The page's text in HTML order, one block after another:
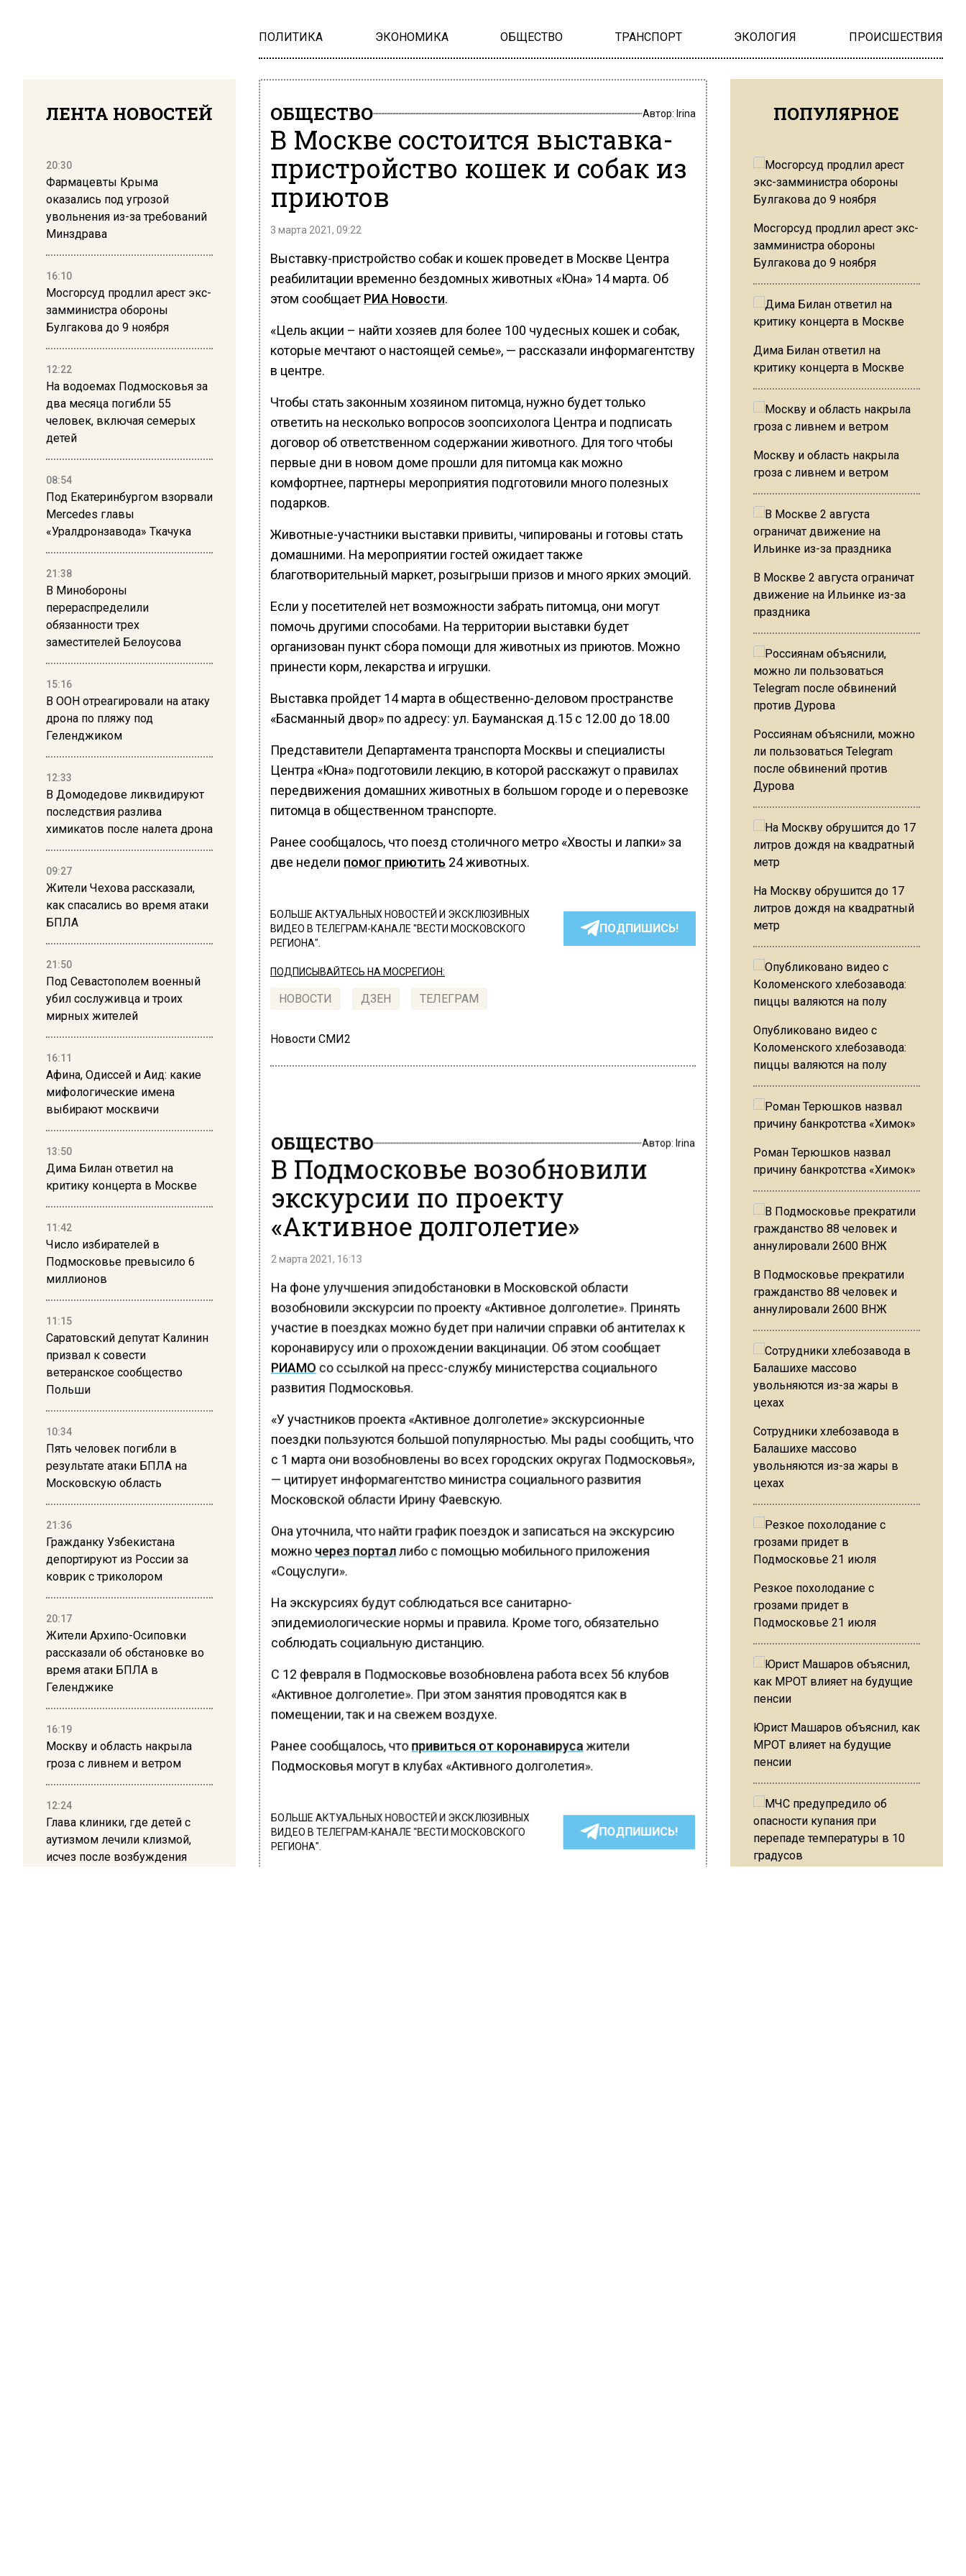
ПОЛИТИКА ЭКОНОМИКА ОБЩЕСТВО ТРАНСПОРТ ЭКОЛОГИЯ ПРОИСШЕСТВИЯ
ЛЕНТА НОВОСТЕЙ
20:30
Фармацевты Крыма
оказались под угрозой
увольнения из-за требований
Минздрава
16:10
Мосгорсуд продлил арест экс-
замминистра обороны
Булгакова до 9 ноября
12:22
На водоемах Подмосковья за
два месяца погибли 55
человек, включая семерых
детей
08:54
Под Екатеринбургом взорвали
Mercedes главы
«Уралдронзавода» Ткачука
21:38
В Минобороны
перераспределили
обязанности трех
заместителей Белоусова
15:16
В ООН отреагировали на атаку
дрона по пляжу под
Геленджиком
12:33
В Домодедове ликвидируют
последствия разлива
химикатов после налета дрона
09:27
Жители Чехова рассказали,
как спасались во время атаки
БПЛА
21:50
Под Севастополем военный
убил сослуживца и троих
мирных жителей
16:11
Афина, Одиссей и Аид: какие
мифологические имена
выбирают москвичи
13:50
Дима Билан ответил на
критику концерта в Москве
11:42
Число избирателей в
Подмосковье превысило 6
миллионов
11:15
Саратовский депутат Калинин
призвал к совести
ветеранское сообщество
Польши
10:34
Пять человек погибли в
результате атаки БПЛА на
Московскую область
21:36
Гражданку Узбекистана
депортируют из России за
коврик с триколором
20:17
Жители Архипо-Осиповки
рассказали об обстановке во
время атаки БПЛА в
Геленджике
16:19
Москву и область накрыла
гроза с ливнем и ветром
12:24
Глава клиники, где детей с
аутизмом лечили клизмой,
исчез после возбуждения
ОБЩЕСТВО Автор: Irina
В Москве состоится выставка-
пристройство кошек и собак из
приютов
3 марта 2021, 09:22
Выставку-пристройство собак и кошек проведет в Москве Центра
реабилитации временно бездомных животных «Юна» 14 марта. Об
этом сообщает РИА Новости.
«Цель акции – найти хозяев для более 100 чудесных кошек и собак,
которые мечтают о настоящей семье», — рассказали информагентству
в центре.
Чтобы стать законным хозяином питомца, нужно будет только
ответить на несколько вопросов зоопсихолога Центра и подписать
договор об ответственном содержании животного. Для того чтобы
первые дни в новом доме прошли для питомца как можно
комфортнее, партнеры мероприятия подготовили много полезных
подарков.
Животные-участники выставки привиты, чипированы и готовы стать
домашними. На мероприятии гостей ожидает также
благотворительный маркет, розыгрыши призов и много ярких эмоций.
Если у посетителей нет возможности забрать питомца, они могут
помочь другими способами. На территории выставки будет
организован пункт сбора помощи для животных из приютов. Можно
принести корм, лекарства и игрушки.
Выставка пройдет 14 марта в общественно-деловом пространстве
«Басманный двор» по адресу: ул. Бауманская д.15 с 12.00 до 18.00
Представители Департамента транспорта Москвы и специалисты
Центра «Юна» подготовили лекцию, в которой расскажут о правилах
передвижения домашних животных в большом городе и о перевозке
питомца в общественном транспорте.
Ранее сообщалось, что поезд столичного метро «Хвосты и лапки» за
две недели помог приютить 24 животных.
БОЛЬШЕ АКТУАЛЬНЫХ НОВОСТЕЙ И ЭКСКЛЮЗИВНЫХ
ВИДЕО В ТЕЛЕГРАМ-КАНАЛЕ "ВЕСТИ МОСКОВСКОГО
РЕГИОНА".
ПОДПИШИСЬ!
ПОДПИСЫВАЙТЕСЬ НА МОСРЕГИОН:
НОВОСТИ ДЗЕН ТЕЛЕГРАМ
Новости СМИ2
ОБЩЕСТВО Автор:Irina
В Подмосковье возобновили
экскурсии по проекту
«Активное долголетие»
2 марта 2021, 16:13
На фоне улучшения эпидобстановки в Московской области
возобновили экскурсии по проекту «Активное долголетие». Принять
участие в поездках можно будет при наличии справки об антителах к
коронавирусу или о прохождении вакцинации. Об этом сообщает
РИАМОсо ссылкой на пресс-службу министерства социального
развития Подмосковья.
«У участников проекта «Активное долголетие» экскурсионные
поездки пользуются большой популярностью. Мы рады сообщить, что
с 1 марта они возобновлены во всех городских округах Подмосковья»,
— цитирует информагентство министра социального развития
Московской области Ирину Фаевскую.
Она уточнила, что найти график поездок и записаться на экскурсию
можночерез порталлибо с помощью мобильного приложения
«Соцуслуги».
На экскурсиях будут соблюдаться все санитарно-
эпидемиологические нормы и правила. Кроме того, обязательно
соблюдать социальную дистанцию.
С 12 февраля в Подмосковье возобновлена работа всех 56 клубов
«Активное долголетие». При этом занятия проводятся как в
помещении, так и на свежем воздухе.
Ранее сообщалось, чтопривиться от коронавирусажители
Подмосковья могут в клубах «Активного долголетия».
БОЛЬШЕ АКТУАЛЬНЫХ НОВОСТЕЙ И ЭКСКЛЮЗИВНЫХ
ВИДЕО В ТЕЛЕГРАМ-КАНАЛЕ "ВЕСТИ МОСКОВСКОГО
РЕГИОНА".
ПОДПИШИСЬ!
ПОПУЛЯРНОЕ
Мосгорсуд продлил арест экс-
замминистра обороны
Булгакова до 9 ноября
Дима Билан ответил на
критику концерта в Москве
Москву и область накрыла
гроза с ливнем и ветром
В Москве 2 августа ограничат
движение на Ильинке из-за
праздника
Россиянам объяснили, можно
ли пользоваться Telegram
после обвинений против
Дурова
На Москву обрушится до 17
литров дождя на квадратный
метр
Опубликовано видео с
Коломенского хлебозавода:
пиццы валяются на полу
Роман Терюшков назвал
причину банкротства «Химок»
В Подмосковье прекратили
гражданство 88 человек и
аннулировали 2600 ВНЖ
Сотрудники хлебозавода в
Балашихе массово
увольняются из-за жары в
цехах
Резкое похолодание с
грозами придет в
Подмосковье 21 июля
Юрист Машаров объяснил, как
МРОТ влияет на будущие
пенсии